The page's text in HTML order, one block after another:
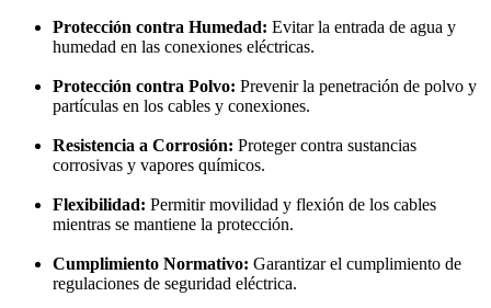
Protección contra Humedad: Evitar la entrada de agua y
humedad en las conexiones eléctricas.
Protección contra Polvo: Prevenir la penetración de polvo y
partículas en los cables y conexiones.
Resistencia a Corrosión: Proteger contra sustancias
corrosivas y vapores químicos.
Flexibilidad: Permitir movilidad y flexión de los cables
mientras se mantiene la protección.
Cumplimiento Normativo: Garantizar el cumplimiento de
regulaciones de seguridad eléctrica.